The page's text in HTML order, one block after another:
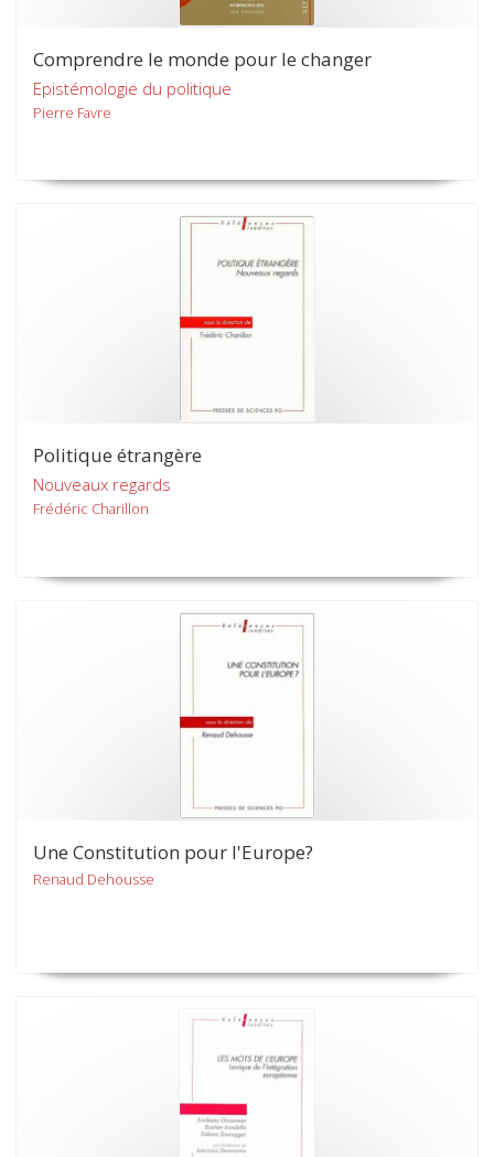
Comprendre le monde pour le changer
Epistémologie du politique
Pierre Favre
Politique étrangère
Nouveaux regards
Frédéric Charillon
Une Constitution pour l'Europe?
Renaud Dehousse